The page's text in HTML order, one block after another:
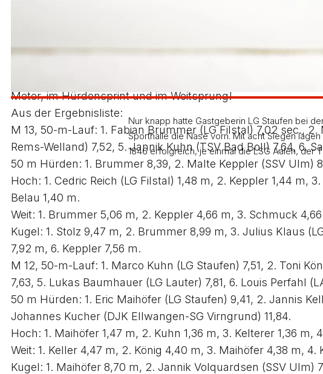
Nur knapp hatte Gastgeberin LG Staufen bei
Sporthalle die Nase vorn. Mit acht Siegen
1846 erfolgreich, je einmal die LSG Aalen, der
Die Bargauerin Eva Koblischke (LG Staufen), die seither nur
Meter, im Hürdensprint und im Weitsprung!
Aus der Ergebnisliste:
M 13, 50-m-Lauf: 1. Fabian Brummer (LG Filstal) 7,02 sec.,
Rems-Welland) 7,52, 5. Jannik Kuhn (TSV Bad Boll) 7,64, 6.
50 m Hürden: 1. Brummer 8,39, 2. Malte Keppler (SSV Ulm)
Hoch: 1. Cedric Reich (LG Filstal) 1,48 m, 2. Keppler 1,44 m,
Belau 1,40 m.
Weit: 1. Brummer 5,06 m, 2. Keppler 4,66 m, 3. Schmuck
Kugel: 1. Stolz 9,47 m, 2. Brummer 8,99 m, 3. Julius Klaus
7,92 m, 6. Keppler 7,56 m.
M 12, 50-m-Lauf: 1. Marco Kuhn (LG Staufen) 7,51, 2. Toni
7,63, 5. Lukas Baumhauer (LG Lauter) 7,81, 6. Louis Perfahl
50 m Hürden: 1. Eric Maihöfer (LG Staufen) 9,41, 2. Jannis
Johannes Kucher (DJK Ellwangen-SG Virngrund) 11,84.
Hoch: 1. Maihöfer 1,47 m, 2. Kuhn 1,36 m, 3. Kelterer 1,36 m,
Weit: 1. Keller 4,47 m, 2. König 4,40 m, 3. Maihöfer 4,38 m,
Kugel: 1. Maihöfer 8,70 m, 2. Jannik Volquardsen (SSV Ulm)